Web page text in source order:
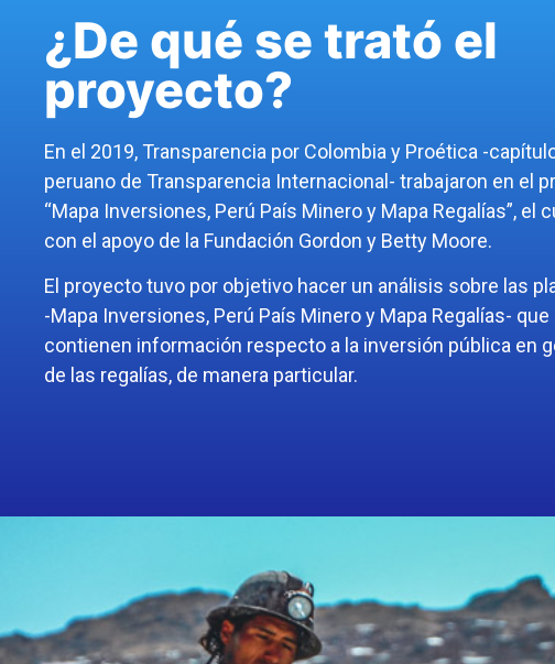
¿De qué se trató el
proyecto?
En el 2019, Transparencia por Colombia y Proética -
peruano de Transparencia Internacional- trabajaron en el
“Mapa Inversiones, Perú País Minero y Mapa Regalías”, el
con el apoyo de la Fundación Gordon y Betty Moore.
El proyecto tuvo por objetivo hacer un análisis sobre las
-Mapa Inversiones, Perú País Minero y Mapa Regalías- que
contienen información respecto a la inversión pública en
de las regalías, de manera particular.